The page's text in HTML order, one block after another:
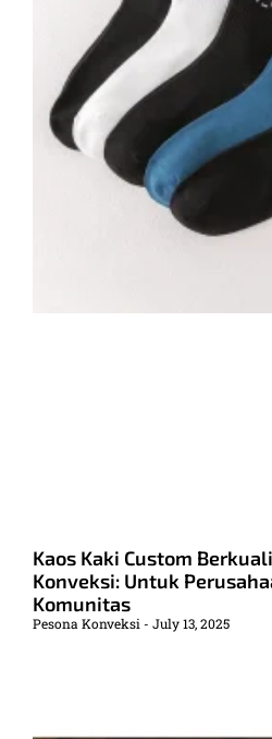
Kaos Kaki Custom
Konveksi: Untuk
Komunitas
Pesona Konveksi July 13, 2025